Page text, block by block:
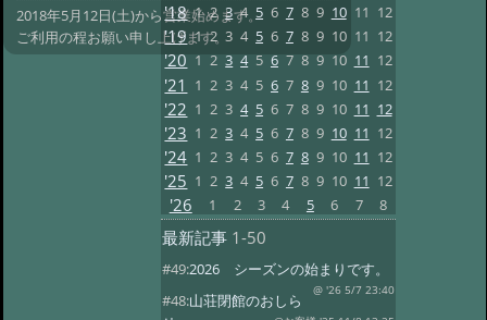
2018年5月12日(土)から営業始めます。
ご利用の程お願い申し上げます。
'18 1 2 3 4 5 6 7 8 9 10 11 12
'19 1 2 3 4 5 6 7 8 9 10 11 12
'20 1 2 3 4 5 6 7 8 9 10 11 12
'21 1 2 3 4 5 6 7 8 9 10 11 12
'22 1 2 3 4 5 6 7 8 9 10 11 12
'23 1 2 3 4 5 6 7 8 9 10 11 12
'24 1 2 3 4 5 6 7 8 9 10 11 12
'25 1 2 3 4 5 6 7 8 9 10 11 12
'26 1 2 3 4 5 6 7 8
最新記事 1-50
#49:2026 シーズンの始まりです。
@ '26 5/7 23:40
#48:山荘閉館のおしら